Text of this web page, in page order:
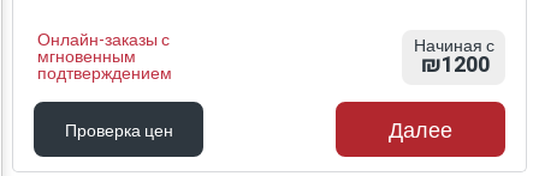
Онлайн-заказы с
мгновенным
подтверждением
Начиная с
₪1200
Проверка цен Далее